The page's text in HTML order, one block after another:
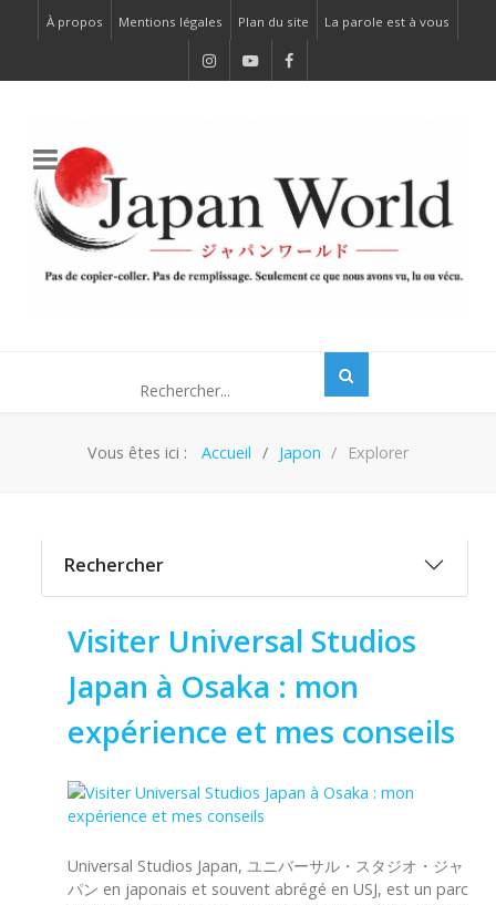
À propos Mentions légales Plan du site La parole est à vous
Vous êtes ici : Accueil Japon Explorer
Rechercher
Visiter Universal Studios
Japan à Osaka : mon
expérience et mes conseils
Universal Studios Japan, ユニバーサル・スタジオ・ジャ
パン en japonais et souvent abrégé en USJ, est un parc